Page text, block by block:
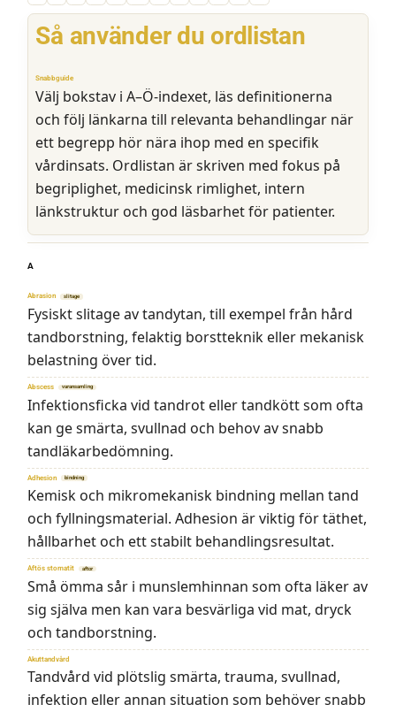
Så använder du ordlistan
Snabbguide
Välj bokstav i A–Ö-indexet, läs definitionerna
och följ länkarna till relevanta behandlingar när
ett begrepp hör nära ihop med en specifik
vårdinsats. Ordlistan är skriven med fokus på
begriplighet, medicinsk rimlighet, intern
länkstruktur och god läsbarhet för patienter.
A
Abrasion slitage
Fysiskt slitage av tandytan, till exempel från hård
tandborstning, felaktig borstteknik eller mekanisk
belastning över tid.
Abscess varansamling
Infektionsficka vid tandrot eller tandkött som ofta
kan ge smärta, svullnad och behov av snabb
tandläkarbedömning.
Adhesion bindning
Kemisk och mikromekanisk bindning mellan tand
och fyllningsmaterial. Adhesion är viktig för täthet,
hållbarhet och ett stabilt behandlingsresultat.
Aftös stomatit aftor
Små ömma sår i munslemhinnan som ofta läker av
sig själva men kan vara besvärliga vid mat, dryck
och tandborstning.
Akuttandvård
Tandvård vid plötslig smärta, trauma, svullnad,
infektion eller annan situation som behöver snabb